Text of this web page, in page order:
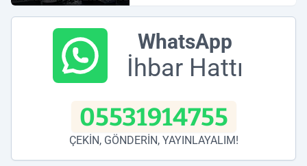
WhatsApp
İhbar Hattı
05531914755
ÇEKİN, GÖNDERİN, YAYINLAYALIM!